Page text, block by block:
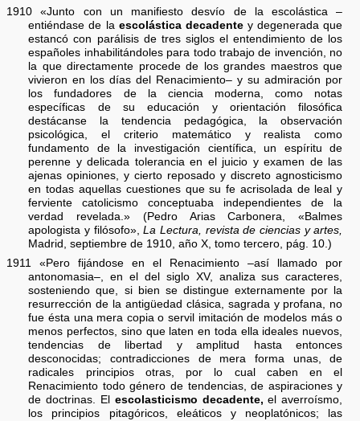
1910 «Junto con un manifiesto desvío de la escolástica –
entiéndase de la escolástica decadentey degenerada que
estancó con parálisis de tres siglos el entendimiento de los
españoles inhabilitándoles para todo trabajo de invención, no
la que directamente procede de los grandes maestros que
vivieron en los días del Renacimiento– y su admiración por
los fundadores de la ciencia moderna, como notas
específicas de su educación y orientación filosófica
destácanse la tendencia pedagógica, la observación
psicológica, el criterio matemático y realista como
fundamento de la investigación científica, un espíritu de
perenne y delicada tolerancia en el juicio y examen de las
ajenas opiniones, y cierto reposado y discreto agnosticismo
en todas aquellas cuestiones que su fe acrisolada de leal y
ferviente catolicismo conceptuaba independientes de la
verdad revelada.» (Pedro Arias Carbonera, «Balmes
apologista y filósofo»,La Lectura, revista de ciencias y artes,
Madrid, septiembre de 1910, año X, tomo tercero, pág. 10.)
1911 «Pero fijándose en el Renacimiento –así llamado por
antonomasia–, en el del siglo XV, analiza sus caracteres,
sosteniendo que, si bien se distingue externamente por la
resurrección de la antigüedad clásica, sagrada y profana, no
fue ésta una mera copia o servil imitación de modelos más o
menos perfectos, sino que laten en toda ella ideales nuevos,
tendencias de libertad y amplitud hasta entonces
desconocidas; contradicciones de mera forma unas, de
radicales principios otras, por lo cual caben en el
Renacimiento todo género de tendencias, de aspiraciones y
de doctrinas. El escolasticismo decadente, el averroísmo,
los principios pitagóricos, eleáticos y neoplatónicos; las